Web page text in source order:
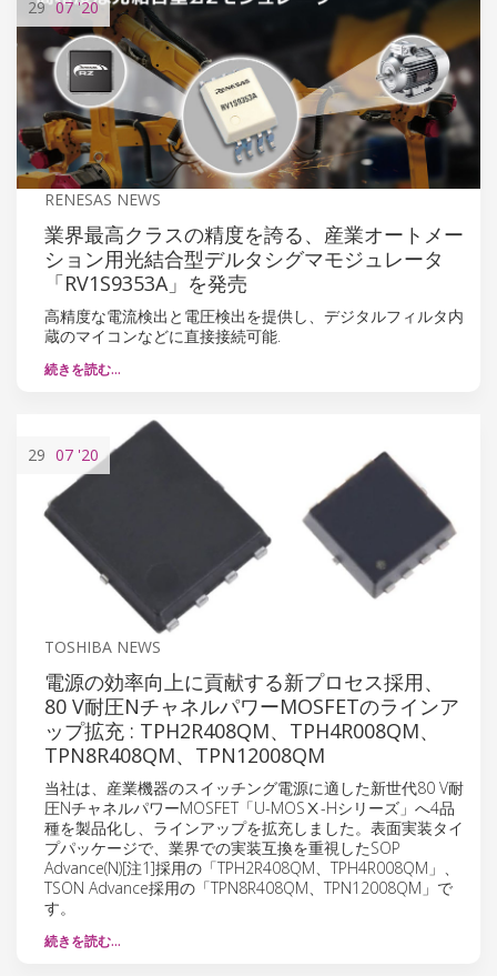
29 07'20
RENESAS NEWS
業界最高クラスの精度を誇る、産業オートメー
ション用光結合型デルタシグマモジュレータ
「RV1S9353A」を発売
高精度な電流検出と電圧検出を提供し、デジタルフィルタ内
蔵のマイコンなどに直接接続可能.
続きを読む…
29 07 '20
TOSHIBA NEWS
電源の効率向上に貢献する新プロセス採用、
80 V耐圧NチャネルパワーMOSFETのラインア
ップ拡充 : TPH2R408QM、TPH4R008QM、
TPN8R408QM、TPN12008QM
当社は、産業機器のスイッチング電源に適した新世代80 V耐
圧NチャネルパワーMOSFET「U-MOSⅩ-Hシリーズ」へ4品
種を製品化し、ラインアップを拡充しました。表面実装タイ
プパッケージで、業界での実装互換を重視したSOP
Advance(N)[注1]採用の「TPH2R408QM、TPH4R008QM」、
TSON Advance採用の「TPN8R408QM、TPN12008QM」で
す。
続きを読む…